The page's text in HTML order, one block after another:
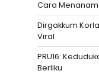
Cara Menanam
Dirgakkum
Viral
PRU16:
Berliku